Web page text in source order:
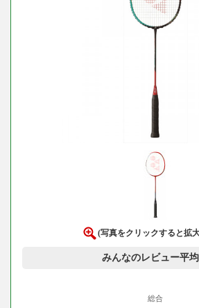
(写真をクリックすると拡
みんなのレビュー平
総合